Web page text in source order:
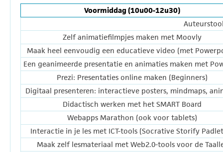
Voormiddag (10u00-12u30)
Zelf animatiefilmpjes maken met Moovly
Maak heel eenvoudig een educatieve video (met
Een geanimeerde presentatie en animaties maken met
Prezi: Presentaties online maken (Beginners)
Digitaal presenteren: interactieve posters, mindmaps,
Didactisch werken met het SMART Board
Webapps Marathon (ook voor tablets)
Interactie in je les met ICT-tools (Socrative Storify
Maak zelf lesmateriaal met Web2.0-tools voor de